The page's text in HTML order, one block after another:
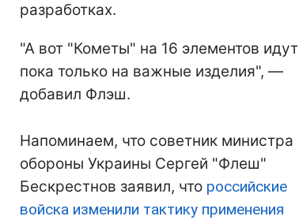
разработках.
"А вот "Кометы" на 16 элементов идут
пока только на важные изделия", —
добавил Флэш.
Напоминаем, что советник министра
обороны Украины Сергей "Флеш"
Бескрестнов заявил, что российские
войска изменили тактику применения